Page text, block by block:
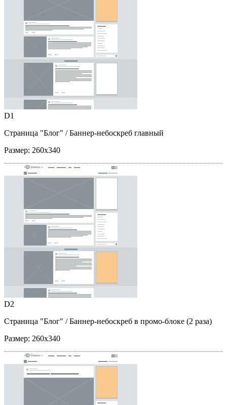
D1
Страница "Блог" / Баннер-небоскреб главный
Размер: 260x340
D2
Страница "Блог" / Баннер-небоскреб в промо-блоке (2 раза)
Размер: 260x340